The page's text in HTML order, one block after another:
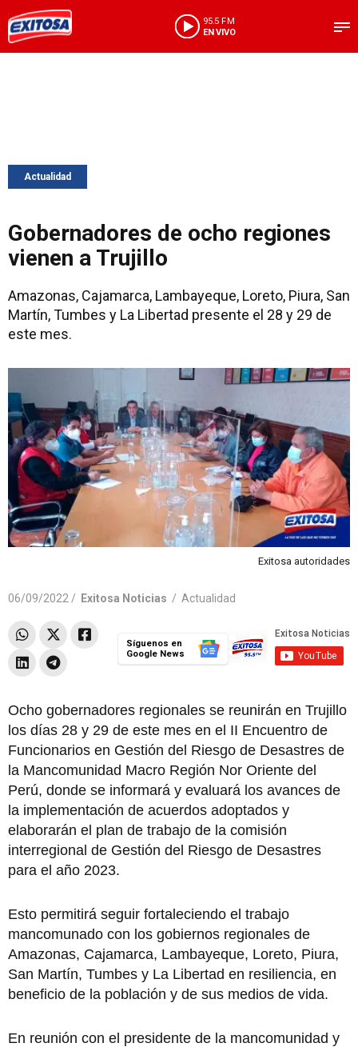
95.5 FM
EN VIVO
Actualidad
Gobernadores de ocho regiones
vienen a Trujillo
Amazonas, Cajamarca, Lambayeque, Loreto, Piura, San
Martín, Tumbes y La Libertad presente el 28 y 29 de
este mes.
Exitosa autoridades
06/09/2022 / Exitosa Noticias / Actualidad
Síguenos en
Google News
Ocho gobernadores regionales se reunirán en Trujillo
los días 28 y 29 de este mes en el II Encuentro de
Funcionarios en Gestión del Riesgo de Desastres de
la Mancomunidad Macro Región Nor Oriente del
Perú, donde se informará y evaluará los avances de
la implementación de acuerdos adoptados y
elaborarán el plan de trabajo de la comisión
interregional de Gestión del Riesgo de Desastres
para el año 2023.
Esto permitirá seguir fortaleciendo el trabajo
mancomunado con los gobiernos regionales de
Amazonas, Cajamarca, Lambayeque, Loreto, Piura,
San Martín, Tumbes y La Libertad en resiliencia, en
beneficio de la población y de sus medios de vida.
En reunión con el presidente de la mancomunidad y